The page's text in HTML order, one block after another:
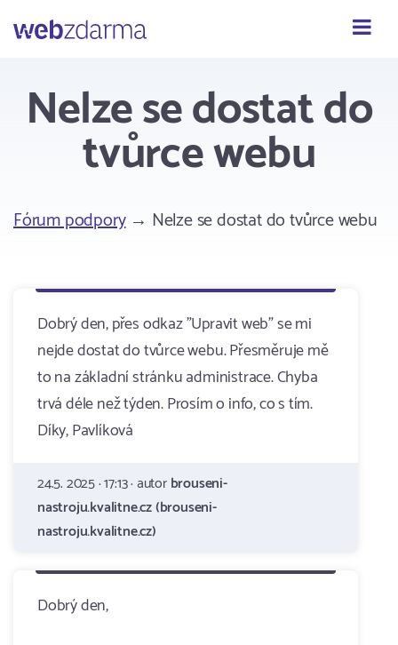
Webzdarma
Nelze se dostat do
tvůrce webu
Fórum podpory→ Nelze se dostat do tvůrce webu
Dobrý den, přes odkaz "Upravit web" se mi
nejde dostat do tvůrce webu. Přesměruje mě
to na základní stránku administrace. Chyba
trvá déle než týden. Prosím o info, co s tím.
Díky, Pavlíková
24.5. 2025 · 17:13 · autorbrouseni-
nastroju.kvalitne.cz (brouseni-
nastroju.kvalitne.cz)
Dobrý den,